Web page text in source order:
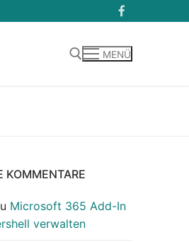
MENÜ
KOMMENTARE
Microsoft 365 Add-In
verwalten